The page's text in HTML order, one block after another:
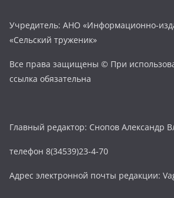
Учредитель: АНО «Информационно-
«Сельский труженик»
Все права защищены © При
ссылка обязательна
Главный редактор: Снопов Александр
телефон 8(34539)23-4-70
Адрес электронной почты редакции: